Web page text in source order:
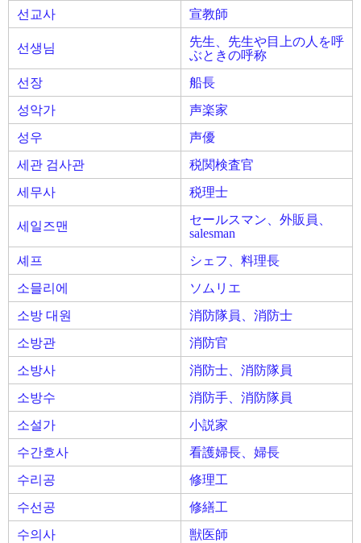
선교사
宣教師
선생님
先生、先生や目上の人を呼
ぶときの呼称
선장
船長
성악가
声楽家
성우
声優
세관 검사관
税関検査官
세무사
税理士
세일즈맨
セールスマン、外販員、
salesman
셰프
シェフ、料理長
소믈리에
ソムリエ
소방 대원
消防隊員、消防士
소방관
消防官
소방사
消防士、消防隊員
소방수
消防手、消防隊員
소설가
小説家
수간호사
看護婦長、婦長
수리공
修理工
수선공
修繕工
수의사
獣医師